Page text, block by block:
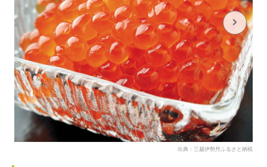
出典：三越伊勢丹ふるさと納税